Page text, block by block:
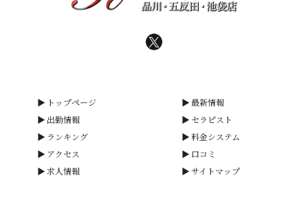
トップページ
最新情報
出勤情報
セラピスト
ランキング
料金システム
アクセス
口コミ
求人情報
サイトマップ